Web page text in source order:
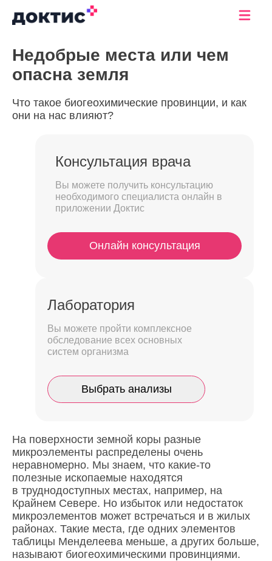
Недобрые места или чем
опасна земля
Что такое биогеохимические провинции, и как
они на нас влияют?
Консультация врача
Вы можете получить консультацию
необходимого специалиста онлайн в
приложении Доктис
Онлайн консультация
Лаборатория
Вы можете пройти комплексное
обследование всех основных
систем организма
Выбрать анализы
На поверхности земной коры разные
микроэлементы распределены очень
неравномерно. Мы знаем, что какие-то
полезные ископаемые находятся
в труднодоступных местах, например, на
Крайнем Севере. Но избыток или недостаток
микроэлементов может встречаться и в жилых
районах. Такие места, где одних элементов
таблицы Менделеева меньше, а других больше,
называют биогеохимическими провинциями.